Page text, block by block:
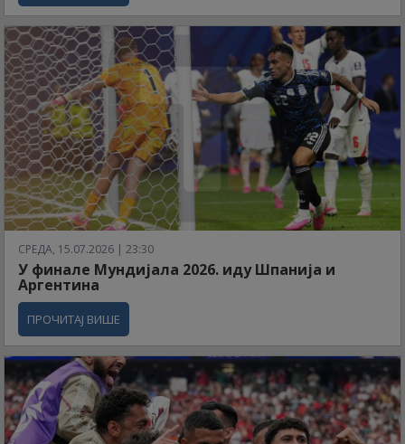
СРЕДА, 15.07.2026 | 23:30
У финале Мундијала 2026. иду Шпанија и
Аргентина
ПРОЧИТАЈ ВИШЕ